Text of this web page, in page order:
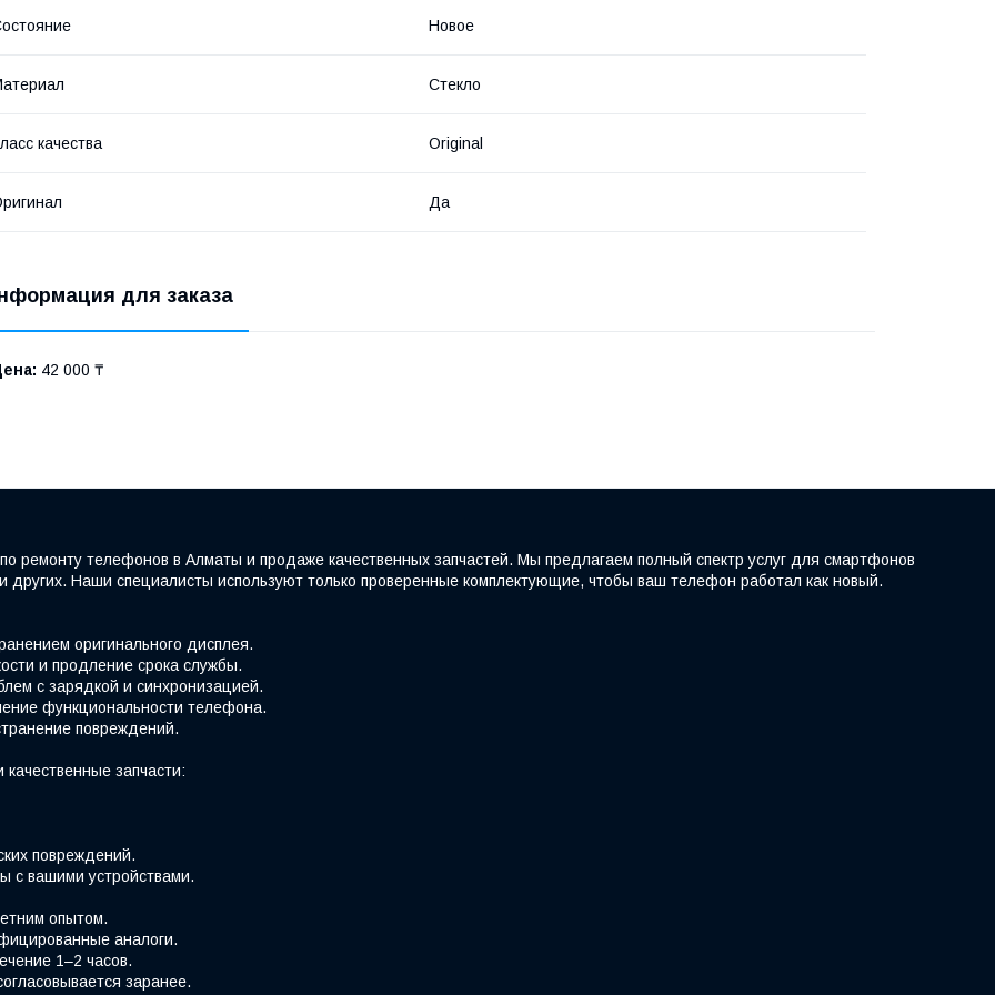
Новое
Стекло
качества Original
Да
для заказа
42 000 ₸
телефонов в Алматы и продаже качественных запчастей. Мы предлагаем полный спектр услуг для смартфонов
других. Наши специалисты используют только проверенные комплектующие, чтобы ваш телефон работал как новый.
оригинального дисплея.
и продление срока службы.
с зарядкой и синхронизацией.
функциональности телефона.
повреждений.
запчасти:
повреждений.
с вашими устройствами.
опытом.
аналоги.
1–2 часов.
заранее.